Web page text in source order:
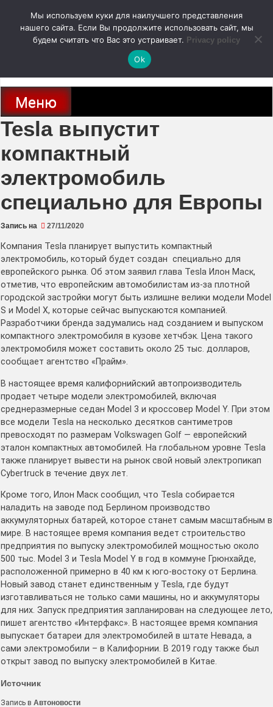
содержимому
autodoc24.ru
Новости про современные автомобили и не только, новинки зарубежного
и отечественного автопрома
Меню
Tesla выпустит
компактный
электромобиль
специально для Европы
Запись на 27/11/2020
Компания Tesla планирует выпустить компактный
электромобиль, который будет создан специально для
европейского рынка. Об этом заявил глава Tesla Илон Маск,
отметив, что европейским автомобилистам из-за плотной
городской застройки могут быть излишне велики модели Model
S и Model X, которые сейчас выпускаются компанией.
Разработчики бренда задумались над созданием и выпуском
компактного электромобиля в кузове хетчбэк. Цена такого
электромобиля может составить около 25 тыс. долларов,
сообщает агентство «Прайм».
В настоящее время калифорнийский автопроизводитель
продает четыре модели электромобилей, включая
среднеразмерные седан Model 3 и кроссовер Model Y. При этом
все модели Tesla на несколько десятков сантиметров
превосходят по размерам Volkswagen Golf — европейский
эталон компактных автомобилей. На глобальном уровне Tesla
также планирует вывести на рынок свой новый электропикап
Cybertruck в течение двух лет.
Кроме того, Илон Маск сообщил, что Tesla собирается
наладить на заводе под Берлином производство
аккумуляторных батарей, которое станет самым масштабным в
мире. В настоящее время компания ведет строительство
предприятия по выпуску электромобилей мощностью около
500 тыс. Model 3 и Tesla Model Y в год в коммуне Грюнхайде,
расположенной примерно в 40 км к юго-востоку от Берлина.
Новый завод станет единственным у Tesla, где будут
изготавливаться не только сами машины, но и аккумуляторы
для них. Запуск предприятия запланирован на следующее лето,
пишет агентство «Интерфакс». В настоящее время компания
выпускает батареи для электромобилей в штате Невада, а
сами электромобили – в Калифорнии. В 2019 году также был
открыт завод по выпуску электромобилей в Китае.
Источник
Запись в Автоновости
Мы используем куки для наилучшего представления
нашего сайта. Если Вы продолжите использовать сайт, мы
будем считать что Вас это устраивает. Privacy policy
Ok